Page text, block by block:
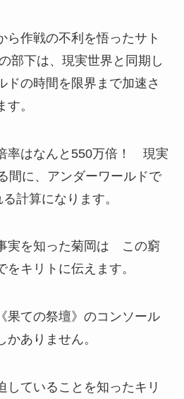
ら作戦の不利を悟ったサト
部下は、現実世界と同期し
ドの時間を限界まで加速さ
。
率はなんと550万倍！ 現実
間に、アンダーワールドで
計算になります。
実を知った菊岡は この窮
キリトに伝えます。
果ての祭壇》のコンソール
ありません。
していることを知ったキリ